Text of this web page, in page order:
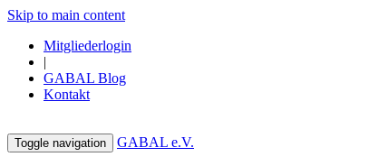
Skip to main content
Mitgliederlogin
|
GABAL Blog
Kontakt
Toggle navigation GABAL e.V.